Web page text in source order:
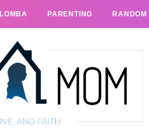
LOMBA PARENTING RANDOM